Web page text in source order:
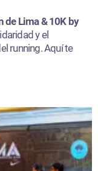
de Lima & 10K by
y el
running. Aquí te